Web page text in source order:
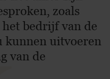
zoals
bedrijf van de
kunnen uitvoeren
van de